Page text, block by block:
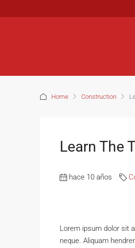
Home Construction
Learn The
hace 10 años
Lorem ipsum dolor sit
neque. Aliquam